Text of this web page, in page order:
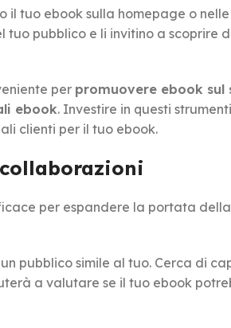
il tuo ebook sulla homepage o nelle
tuo pubblico e li invitino a scoprire
per promuovere ebook sul
ebook. Investire in questi
clienti per il tuo ebook.
per espandere la portata
pubblico simile al tuo. Cerca di
a valutare se il tuo ebook